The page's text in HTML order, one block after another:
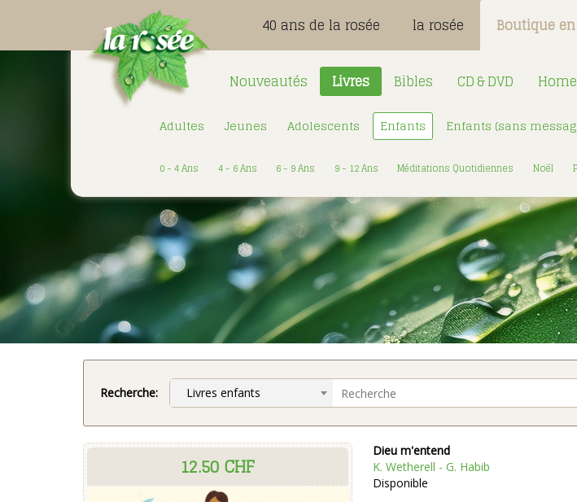
40 ans de la rosée la rosée Boutique
Nouveautés Livres Bibles CD & DVD
Adultes Jeunes Adolescents Enfants Enfants (sans
0 - 4 Ans 4 - 6 Ans 6 - 9 Ans 9 - 12 Ans Méditations Quotidiennes Noël
Recherche: Livres enfants
12.50 CHF
Dieu m'entend
K. Wetherell - G. Habib
Disponible